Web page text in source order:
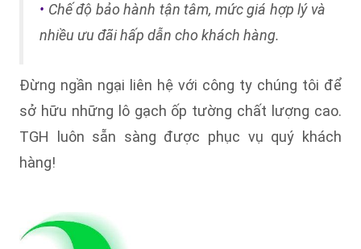
• Chế độ bảo hành tận tâm, mức giá hợp lý và
nhiều ưu đãi hấp dẫn cho khách hàng.
Đừng ngần ngại liên hệ với công ty chúng tôi để
sở hữu những lô gạch ốp tường chất lượng cao.
TGH luôn sẵn sàng được phục vụ quý khách
hàng!